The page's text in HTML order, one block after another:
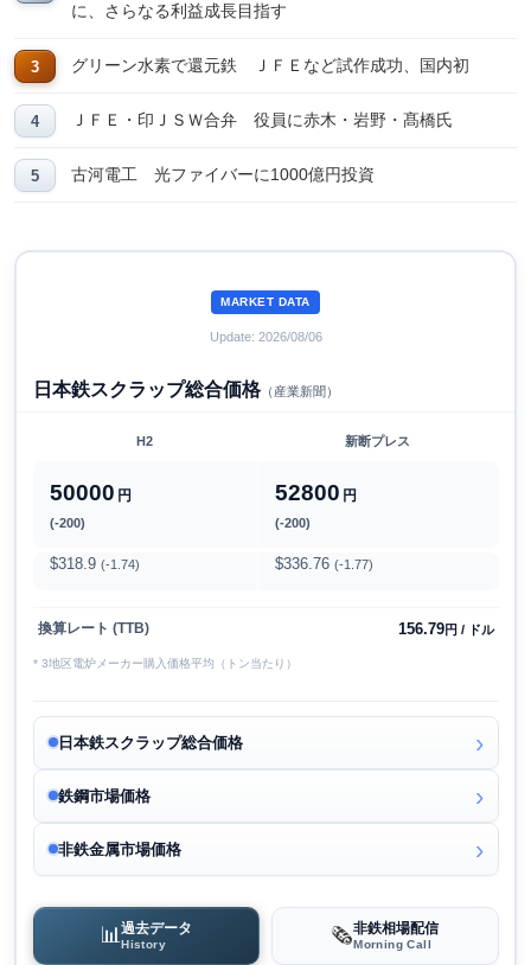
に、さらなる利益成長目指す
グリーン水素で還元鉄 ＪＦＥなど試作成功、国内初
ＪＦＥ・印ＪＳＷ合弁 役員に赤木・岩野・髙橋氏
古河電工 光ファイバーに1000億円投資
MARKET DATA
Update: 2026/08/06
日本鉄スクラップ総合価格（産業新聞）
H2 新断プレス
50000 円
(-200)
52800 円
(-200)
$318.9 (-1.74) $336.76 (-1.77)
換算レート (TTB) 156.79円 / ドル
* 3地区電炉メーカー購入価格平均（トン当たり）
日本鉄スクラップ総合価格
鉄鋼市場価格
非鉄金属市場価格
📊過去データ
History 🗞️非鉄相場配信
Morning Call